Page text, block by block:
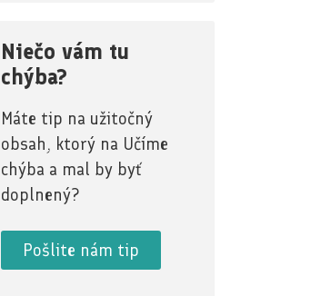
Niečo vám tu
chýba?
Máte tip na užitočný
obsah, ktorý na Učíme
chýba a mal by byť
doplnený?
Pošlite nám tip